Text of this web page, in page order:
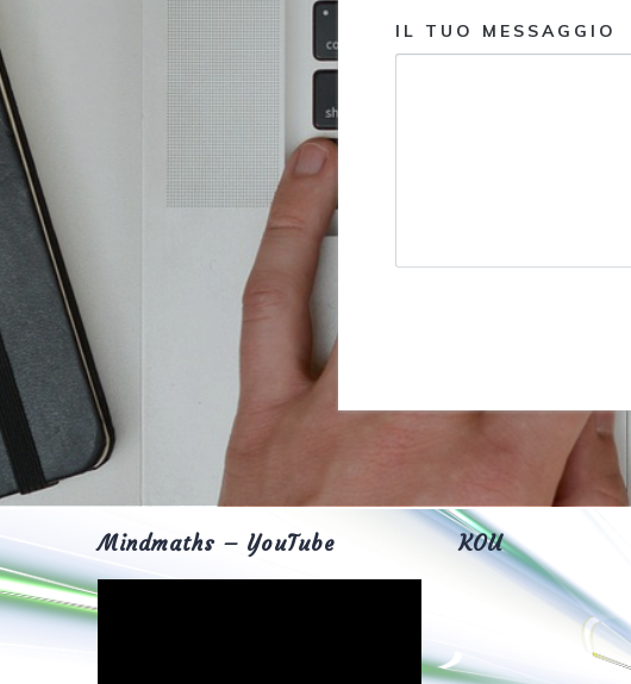
IL TUO MESSAGGIO
Mindmaths – YouTube KOU